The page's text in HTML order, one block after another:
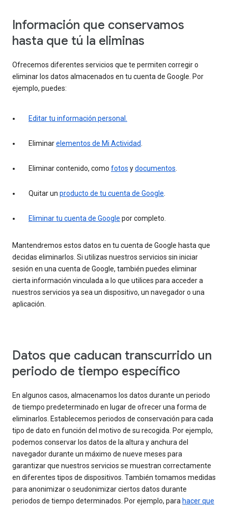
Información que conservamos
hasta que tú la eliminas
Ofrecemos diferentes servicios que te permiten corregir o
eliminar los datos almacenados en tu cuenta de Google. Por
ejemplo, puedes:
Editar tu información personal.
Eliminarelementos de Mi Actividad.
Eliminar contenido, como fotos ydocumentos.
Quitar un producto de tu cuenta de Google.
Eliminar tu cuenta de Google por completo.
Mantendremos estos datos en tu cuenta de Google hasta que
decidas eliminarlos. Si utilizas nuestros servicios sin iniciar
sesión en una cuenta de Google, también puedes eliminar
cierta información vinculada a lo que utilices para acceder a
nuestros servicios ya sea un dispositivo, un navegador o una
aplicación.
Datos que caducan transcurrido un
periodo de tiempo específico
En algunos casos, almacenamos los datos durante un periodo
de tiempo predeterminado en lugar de ofrecer una forma de
eliminarlos. Establecemos periodos de conservación para cada
tipo de dato en función del motivo de su recogida. Por ejemplo,
podemos conservar los datos de la altura y anchura del
navegador durante un máximo de nueve meses para
garantizar que nuestros servicios se muestran correctamente
en diferentes tipos de dispositivos. También tomamos medidas
para anonimizar o seudonimizar ciertos datos durante
periodos de tiempo determinados. Por ejemplo, para hacer que